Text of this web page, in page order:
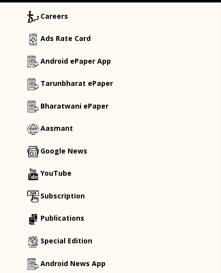
Careers
Ads Rate Card
Android ePaper App
Tarunbharat ePaper
Bharatwani ePaper
Aasmant
Google News
YouTube
Subscription
Publications
Special Edition
Android News App